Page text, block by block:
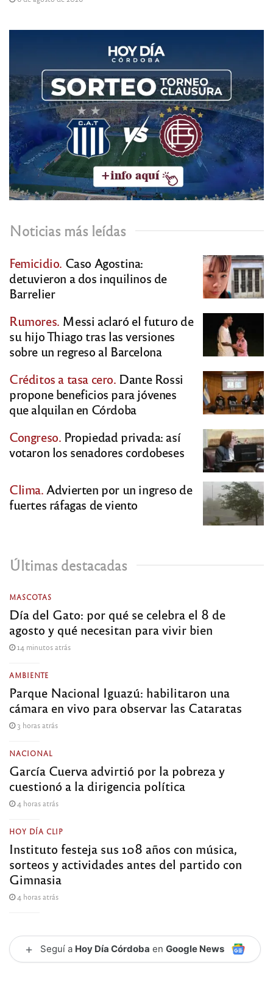
Noticias más leídas
Femicidio. Caso Agostina:
detuvieron a dos inquilinos de
Barrelier
Rumores. Messi aclaró el futuro de
su hijo Thiago tras las versiones
sobre un regreso al Barcelona
Créditos a tasa cero. Dante Rossi
propone beneficios para jóvenes
que alquilan en Córdoba
Congreso. Propiedad privada: así
votaron los senadores cordobeses
Clima. Advierten por un ingreso de
fuertes ráfagas de viento
Últimas destacadas
MASCOTAS
Día del Gato: por qué se celebra el 8 de
agosto y qué necesitan para vivir bien
14 minutos atrás
AMBIENTE
Parque Nacional Iguazú: habilitaron una
cámara en vivo para observar las Cataratas
3 horas atrás
NACIONAL
García Cuerva advirtió por la pobreza y
cuestionó a la dirigencia política
4 horas atrás
HOY DÍA CLIP
Instituto festeja sus 108 años con música,
sorteos y actividades antes del partido con
Gimnasia
4 horas atrás
+ Seguí a Hoy Día Córdoba en Google News